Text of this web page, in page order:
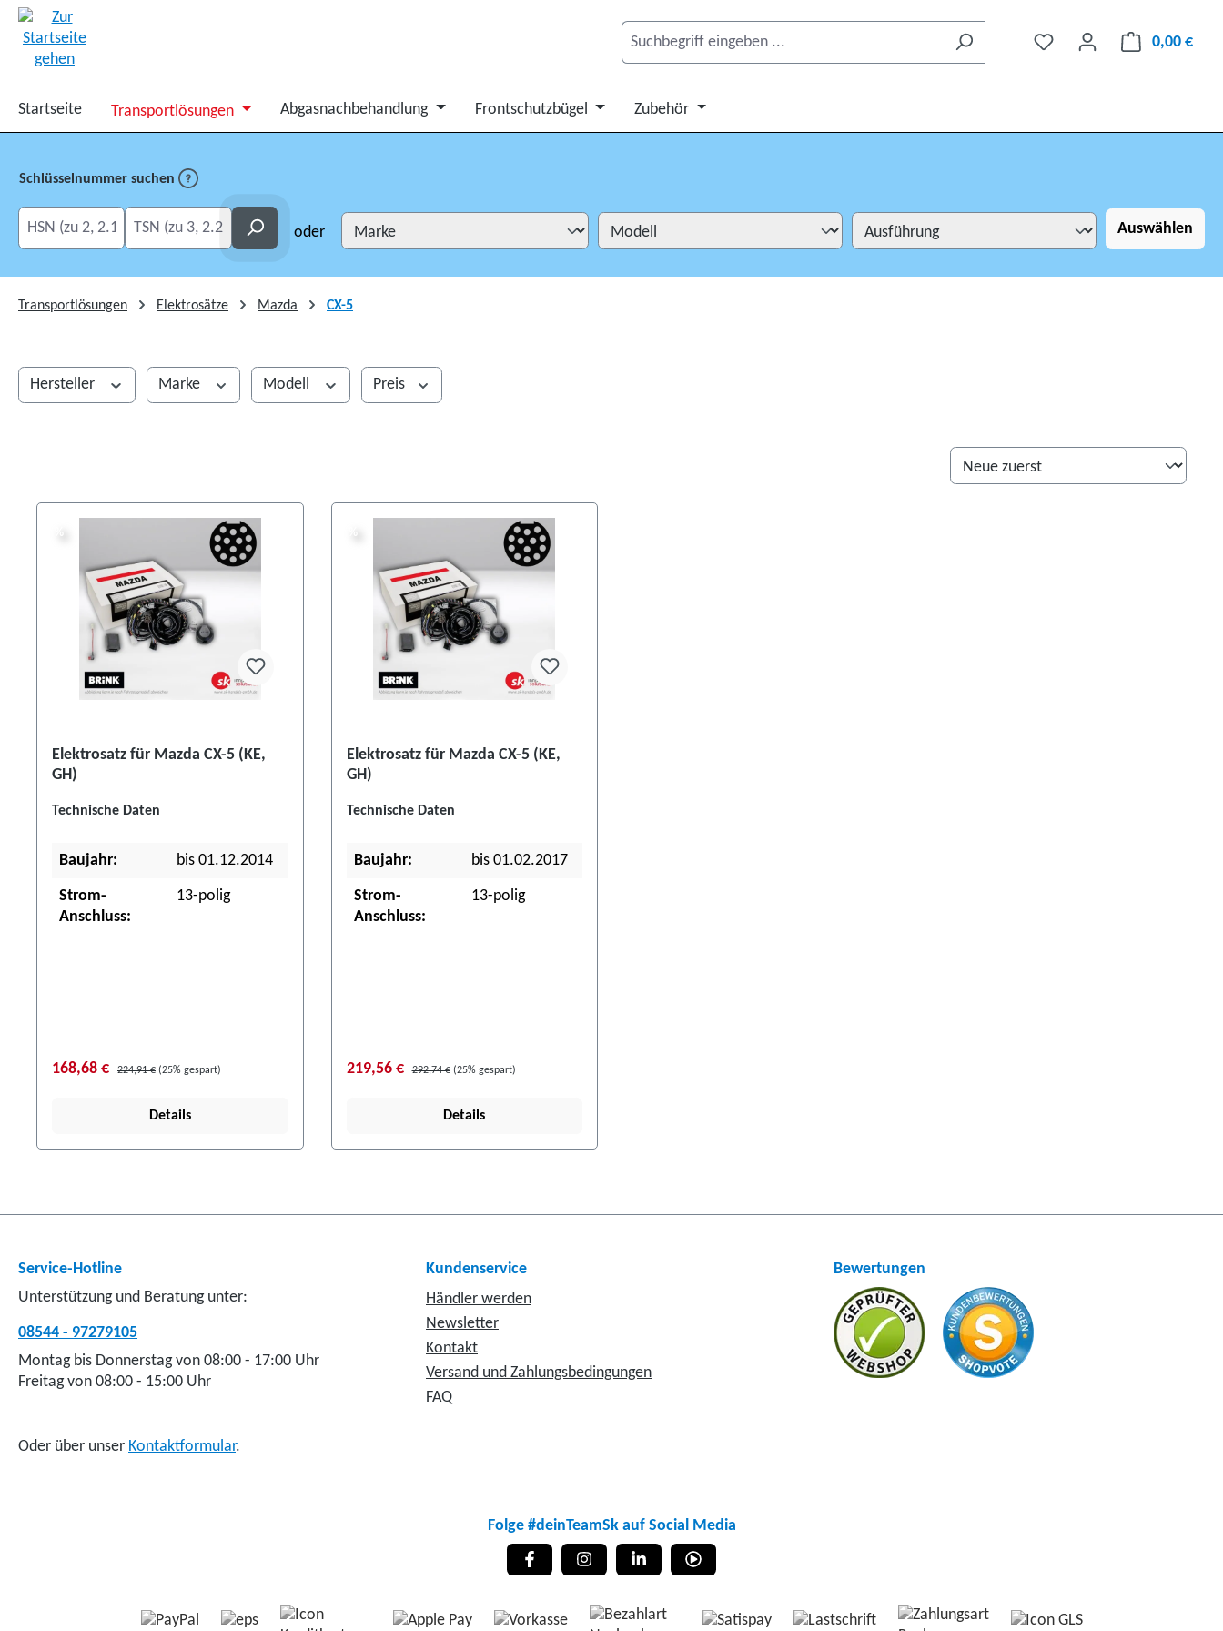
0,00 €
Startseite Transportlösungen Abgasnachbehandlung Frontschutzbügel Zubehör
Schlüsselnummer suchen
HSN eingeben
TSN eingeben Suchen oder Auswählen
Transportlösungen Elektrosätze Mazda CX-5
Hersteller Marke Modell Preis
Elektrosatz für Mazda CX-5 (KE,
GH)
Technische Daten
Baujahr: bis 01.12.2014
Strom-
Anschluss:
13-polig
168,68 € 224,91 € (25% gespart)
Details
Elektrosatz für Mazda CX-5 (KE,
GH)
Technische Daten
Baujahr: bis 01.02.2017
Strom-
Anschluss:
13-polig
219,56 € 292,74 € (25% gespart)
Details
Service-Hotline
Unterstützung und Beratung unter:
08544 - 97279105
Montag bis Donnerstag von 08:00 - 17:00 Uhr
Freitag von 08:00 - 15:00 Uhr
Oder über unser Kontaktformular.
Kundenservice
Händler werden
Newsletter
Kontakt
Versand und Zahlungsbedingungen
FAQ
Bewertungen
Folge #deinTeamSk auf Social Media